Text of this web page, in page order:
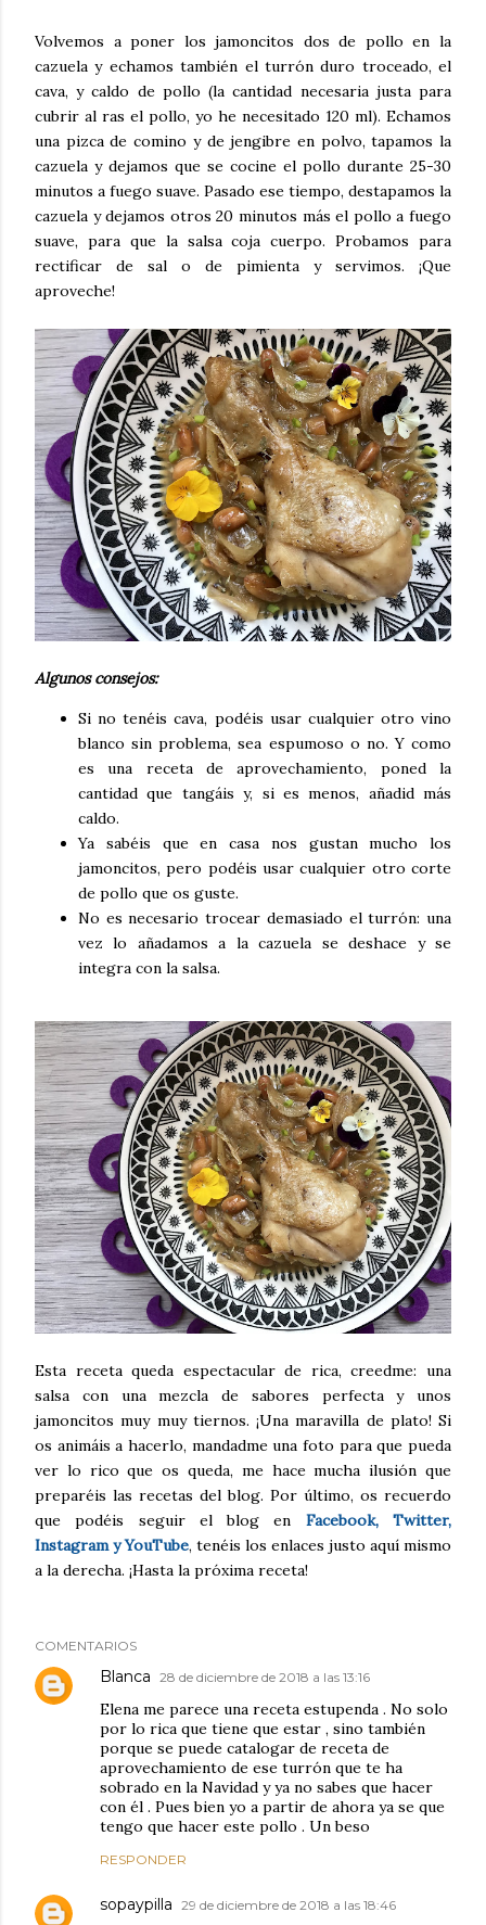
Volvemos a poner los jamoncitos dos de pollo en la
cazuela y echamos también el turrón duro troceado, el
cava, y caldo de pollo (la cantidad necesaria justa para
cubrir al ras el pollo, yo he necesitado 120 ml). Echamos
una pizca de comino y de jengibre en polvo, tapamos la
cazuela y dejamos que se cocine el pollo durante 25-30
minutos a fuego suave. Pasado ese tiempo, destapamos la
cazuela y dejamos otros 20 minutos más el pollo a fuego
suave, para que la salsa coja cuerpo. Probamos para
rectificar de sal o de pimienta y servimos. ¡Que
aproveche!
Algunos consejos:
Si no tenéis cava, podéis usar cualquier otro vino
blanco sin problema, sea espumoso o no. Y como
es una receta de aprovechamiento, poned la
cantidad que tangáis y, si es menos, añadid más
caldo.
Ya sabéis que en casa nos gustan mucho los
jamoncitos, pero podéis usar cualquier otro corte
de pollo que os guste.
No es necesario trocear demasiado el turrón: una
vez lo añadamos a la cazuela se deshace y se
integra con la salsa.
Esta receta queda espectacular de rica, creedme: una
salsa con una mezcla de sabores perfecta y unos
jamoncitos muy muy tiernos. ¡Una maravilla de plato! Si
os animáis a hacerlo, mandadme una foto para que pueda
ver lo rico que os queda, me hace mucha ilusión que
preparéis las recetas del blog. Por último, os recuerdo
que podéis seguir el blog en Facebook, Twitter,
Instagram y YouTube, tenéis los enlaces justo aquí mismo
a la derecha. ¡Hasta la próxima receta!
COMENTARIOS
Blanca 28 de diciembre de 2018 a las 13:16
Elena me parece una receta estupenda . No solo
por lo rica que tiene que estar , sino también
porque se puede catalogar de receta de
aprovechamiento de ese turrón que te ha
sobrado en la Navidad y ya no sabes que hacer
con él . Pues bien yo a partir de ahora ya se que
tengo que hacer este pollo . Un beso
RESPONDER
sopaypilla 29 de diciembre de 2018 a las 18:46